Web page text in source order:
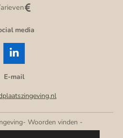
media
L
i
n
e
I
n
E-mail
Woorden vinden -